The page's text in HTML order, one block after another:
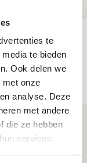
te
te bieden
Ook delen we
met onze
analyse. Deze
met andere
die ze hebben
services.
begin
1? Dat